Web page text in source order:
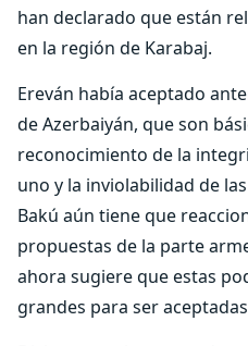
han declarado que están
en la región de Karabaj.
Ereván había aceptado
de Azerbaiyán, que son
reconocimiento de la
uno y la inviolabilidad de
Bakú aún tiene que
propuestas de la parte
ahora sugiere que estas
grandes para ser